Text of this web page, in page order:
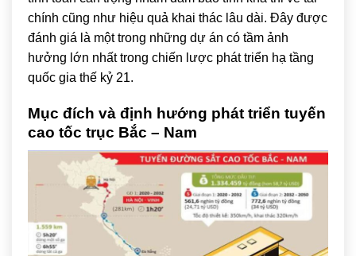
chính cũng như hiệu quả khai thác lâu dài. Đây được
đánh giá là một trong những dự án có tầm ảnh
hưởng lớn nhất trong chiến lược phát triển hạ tầng
quốc gia thế kỷ 21.
Mục đích và định hướng phát triển tuyến
cao tốc trục Bắc – Nam